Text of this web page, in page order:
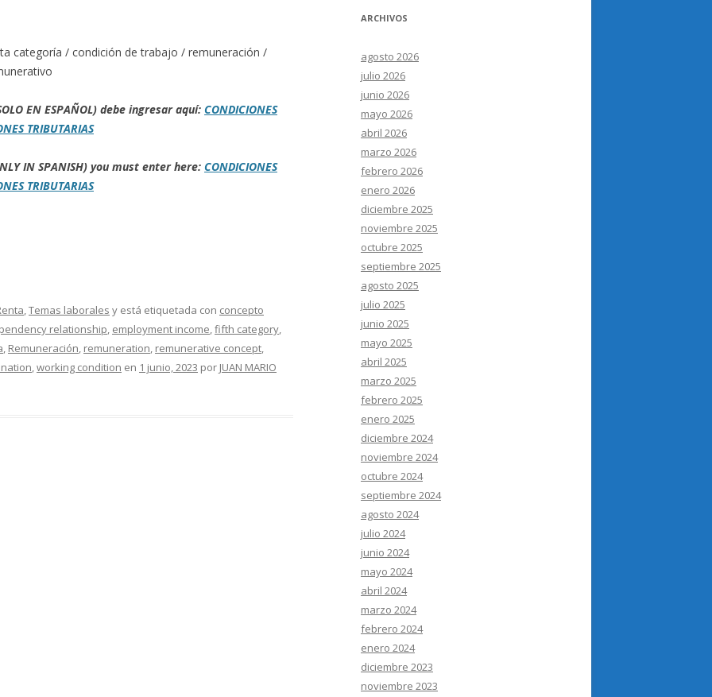
categoría / condición de trabajo / remuneración /
EN ESPAÑOL) debe ingresar aquí: CONDICIONES
TRIBUTARIAS
IN SPANISH) you must enter here: CONDICIONES
TRIBUTARIAS
,Temas laborales y está etiquetada con concepto
relationship, employment income,fifth category,
, Remuneración, remuneration, remunerative concept,
,working condition en 1 junio, 2023 por JUAN MARIO
ARCHIVOS
agosto 2026
julio 2026
junio 2026
mayo 2026
abril 2026
marzo 2026
febrero 2026
enero 2026
diciembre 2025
noviembre 2025
octubre 2025
septiembre 2025
agosto 2025
julio 2025
junio 2025
mayo 2025
abril 2025
marzo 2025
febrero 2025
enero 2025
diciembre 2024
noviembre 2024
octubre 2024
septiembre 2024
agosto 2024
julio 2024
junio 2024
mayo 2024
abril 2024
marzo 2024
febrero 2024
enero 2024
diciembre 2023
noviembre 2023